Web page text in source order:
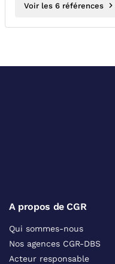
Voir les 6 références
A propos de CGR
Qui sommes-nous
Nos agences CGR-DBS
Acteur responsable